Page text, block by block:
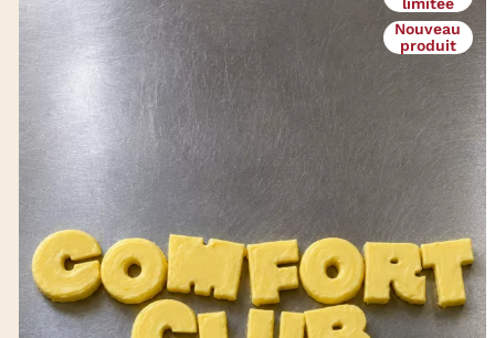
Nouveau
produit